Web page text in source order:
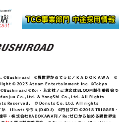
©異世界かるてっと／ＫＡＤＯＫＡＷＡ ©
© 2023 Ateam Entertainment Inc. ©Tokyo
©Koi・芳文社／ご注文はBLOOM製作委員会で
Co.,Ltd. & YongShi Co.,Ltd. All Rights
Reserved. © Donuts Co. Ltd. All rights
やちぇ(D4DJ) ©円谷プロ ©2018 TRIGGER・
・株式会社KADOKAWA刊／Re:ゼロから始める異世界生